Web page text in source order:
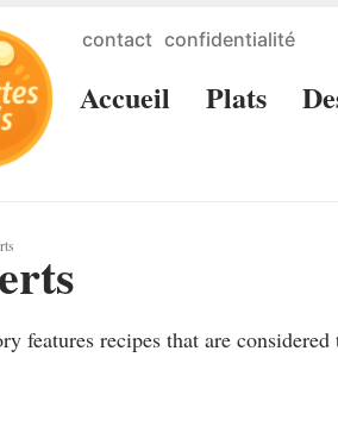
contact confidentialité
Accueil Plats
features recipes that are considered